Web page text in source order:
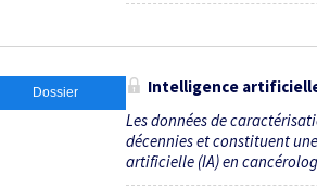
Dossier
Intelligence
Les données de
décennies et constituent
artificielle (IA) en